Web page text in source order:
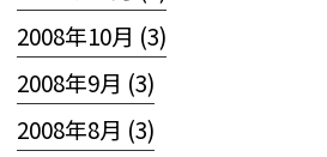
2008年10月 (3)
2008年9月 (3)
2008年8月 (3)